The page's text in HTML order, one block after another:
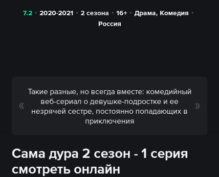
7.2 2020-2021 2 сезона 16+ Драма, Комедия
Россия
Такие разные, но всегда вместе: комедийный
веб-сериал о девушке-подростке и ее
незрячей сестре, постоянно попадающих в
приключения
Сама дура 2 сезон - 1 серия
смотреть онлайн